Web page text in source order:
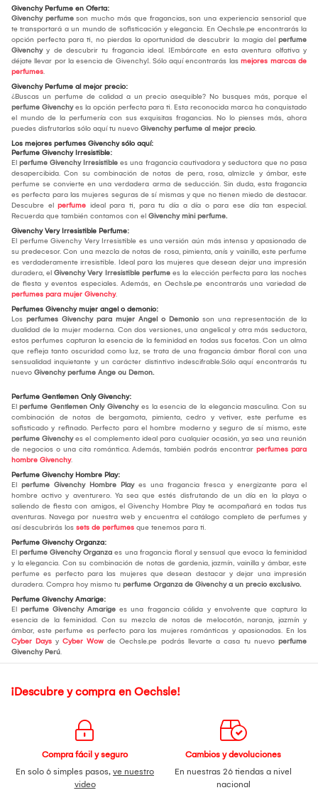
Givenchy Perfume en Oferta:
Givenchy perfume son mucho más que fragancias, son una experiencia sensorial que
te transportará a un mundo de sofisticación y elegancia. En Oechsle.pe encontrarás la
opción perfecta para ti, no pierdas la oportunidad de descubrir la magia del perfume
Givenchyy de descubrir tu fragancia ideal. ¡Embárcate en esta aventura olfativa y
déjate llevar por la esencia de Givenchy!. Sólo aquí encontrarás las mejores marcas de
perfumes.
Givenchy Perfume al mejor precio:
¿Buscas un perfume de calidad a un precio asequible? No busques más, porque el
perfume Givenchyes la opción perfecta para ti. Esta reconocida marca ha conquistado
el mundo de la perfumería con sus exquisitas fragancias. No lo pienses más, ahora
puedes disfrutarlas sólo aquí tu nuevo Givenchy perfume al mejor precio.
Los mejores perfumes Givenchy sólo aquí:
Perfume Givenchy Irresistible:
El perfume Givenchy Irresistible es una fragancia cautivadora y seductora que no pasa
desapercibida. Con su combinación de notas de pera, rosa, almizcle y ámbar, este
perfume se convierte en una verdadera arma de seducción. Sin duda, esta fragancia
es perfecta para las mujeres seguras de sí mismas y que no tienen miedo de destacar.
Descubre el perfume ideal para ti, para tu día a día o para ese día tan especial.
Recuerda que también contamos con el Givenchy mini perfume.
Givenchy Very Irresistible Perfume:
El perfume Givenchy Very Irresistible es una versión aún más intensa y apasionada de
su predecesor. Con una mezcla de notas de rosa, pimienta, anís y vainilla, este perfume
es verdaderamente irresistible. Ideal para las mujeres que desean dejar una impresión
duradera, el Givenchy Very Irresistible perfume es la elección perfecta para las noches
de fiesta y eventos especiales. Además, en Oechsle.pe encontrarás una variedad de
perfumes para mujer Givenchy.
Perfumes Givenchy mujer angel o demonio:
Los perfumes Givenchy para mujer Angel o Demonio son una representación de la
dualidad de la mujer moderna. Con dos versiones, una angelical y otra más seductora,
estos perfumes capturan la esencia de la feminidad en todas sus facetas. Con un alma
que refleja tanto oscuridad como luz, se trata de una fragancia ámbar floral con una
sensualidad inquietante y un carácter distintivo indescifrable.Sólo aquí encontrarás tu
nuevo Givenchy perfume Ange ou Demon.
Perfume Gentlemen Only Givenchy:
El perfume Gentlemen Only Givenchyes la esencia de la elegancia masculina. Con su
combinación de notas de bergamota, pimienta, cedro y vetiver, este perfume es
sofisticado y refinado. Perfecto para el hombre moderno y seguro de sí mismo, este
perfume Givenchyes el complemento ideal para cualquier ocasión, ya sea una reunión
de negocios o una cita romántica. Además, también podrás encontrar perfumes para
hombre Givenchy.
Perfume Givenchy Hombre Play:
El perfume Givenchy Hombre Play es una fragancia fresca y energizante para el
hombre activo y aventurero. Ya sea que estés disfrutando de un día en la playa o
saliendo de fiesta con amigos, el Givenchy Hombre Play te acompañará en todas tus
aventuras. Navega por nuestra web y encuentra el catálogo completo de perfumes y
así descubrirás los sets de perfumes que tenemos para ti.
Perfume Givenchy Organza:
El perfume Givenchy Organza es una fragancia floral y sensual que evoca la feminidad
y la elegancia. Con su combinación de notas de gardenia, jazmín, vainilla y ámbar, este
perfume es perfecto para las mujeres que desean destacar y dejar una impresión
duradera. Compra hoy mismo tu perfume Organza de Givenchy a un precio exclusivo.
Perfume Givenchy Amarige:
El perfume Givenchy Amarige es una fragancia cálida y envolvente que captura la
esencia de la feminidad. Con su mezcla de notas de melocotón, naranja, jazmín y
ámbar, este perfume es perfecto para las mujeres románticas y apasionadas. En los
Cyber Days y Cyber Wow de Oechsle.pe podrás llevarte a casa tu nuevo perfume
Givenchy Perú.
¡Descubre y compra en Oechsle!
Compra fácil y seguro
En solo 6 simples pasos, ve nuestro
video
Cambios y devoluciones
En nuestras 26 tiendas a nivel
nacional